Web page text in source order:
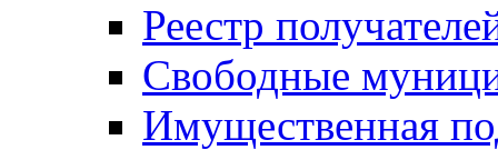
Реестр
Свободные
Имущественная